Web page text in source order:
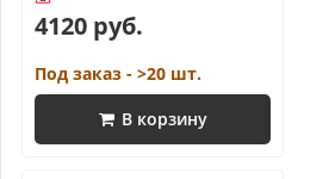
4120 руб.
Под заказ - >20 шт.
В корзину